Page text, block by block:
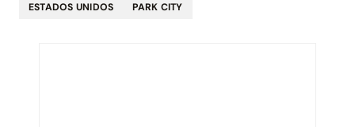
ESTADOS UNIDOS PARK CITY